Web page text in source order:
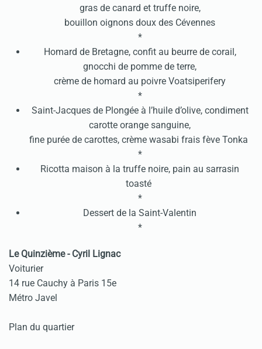
gras de canard et truffe noire,
bouillon oignons doux des Cévennes
*
Homard de Bretagne, confit au beurre de corail,
gnocchi de pomme de terre,
crème de homard au poivre Voatsiperifery
*
Saint-Jacques de Plongée à l’huile d’olive, condiment
carotte orange sanguine,
fine purée de carottes, crème wasabi frais fève Tonka
*
Ricotta maison à la truffe noire, pain au sarrasin
toasté
*
Dessert de la Saint-Valentin
*
Le Quinzième - Cyril Lignac
Voiturier
14 rue Cauchy à Paris 15e
Métro Javel
Plan du quartier